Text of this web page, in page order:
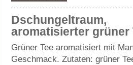
Dschungeltraum,
aromatisierter grüner
Grüner Tee aromatisiert mit
Geschmack. Zutaten: grüner